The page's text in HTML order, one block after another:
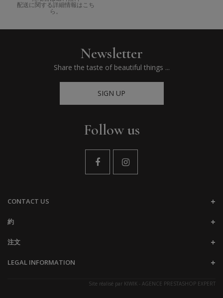
配送に関する詳細情報はこち
ら。
Newsletter
Share the taste of beautiful things ...
SIGN UP
Follow us
CONTACT US
約
注文
LEGAL INFORMATION
Site réalisé par KIWIK - AGENCE PRESTASHOP EXPERT